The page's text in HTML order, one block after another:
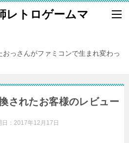
レトロゲームマ
っさんがファミコンで生まれ変わっ
されたお客様のレビュー
： 2017年12月17日